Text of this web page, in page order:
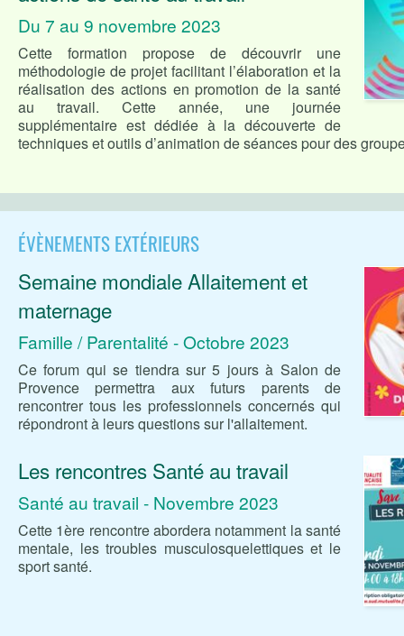
Du 7 au 9 novembre 2023
Cette formation propose de découvrir une
méthodologie de projet facilitant l’élaboration et la
réalisation des actions en promotion de la santé
au travail. Cette année, une journée
supplémentaire est dédiée à la découverte de
techniques et outils d’animation de séances pour des
ÉVÈNEMENTS EXTÉRIEURS
Semaine mondiale Allaitement et
maternage
Famille / Parentalité - Octobre 2023
Ce forum qui se tiendra sur 5 jours à Salon de
Provence permettra aux futurs parents de
rencontrer tous les professionnels concernés qui
répondront à leurs questions sur l'allaitement.
Les rencontres Santé au travail
Santé au travail - Novembre 2023
Cette 1ère rencontre abordera notamment la santé
mentale, les troubles musculosquelettiques et le
sport santé.